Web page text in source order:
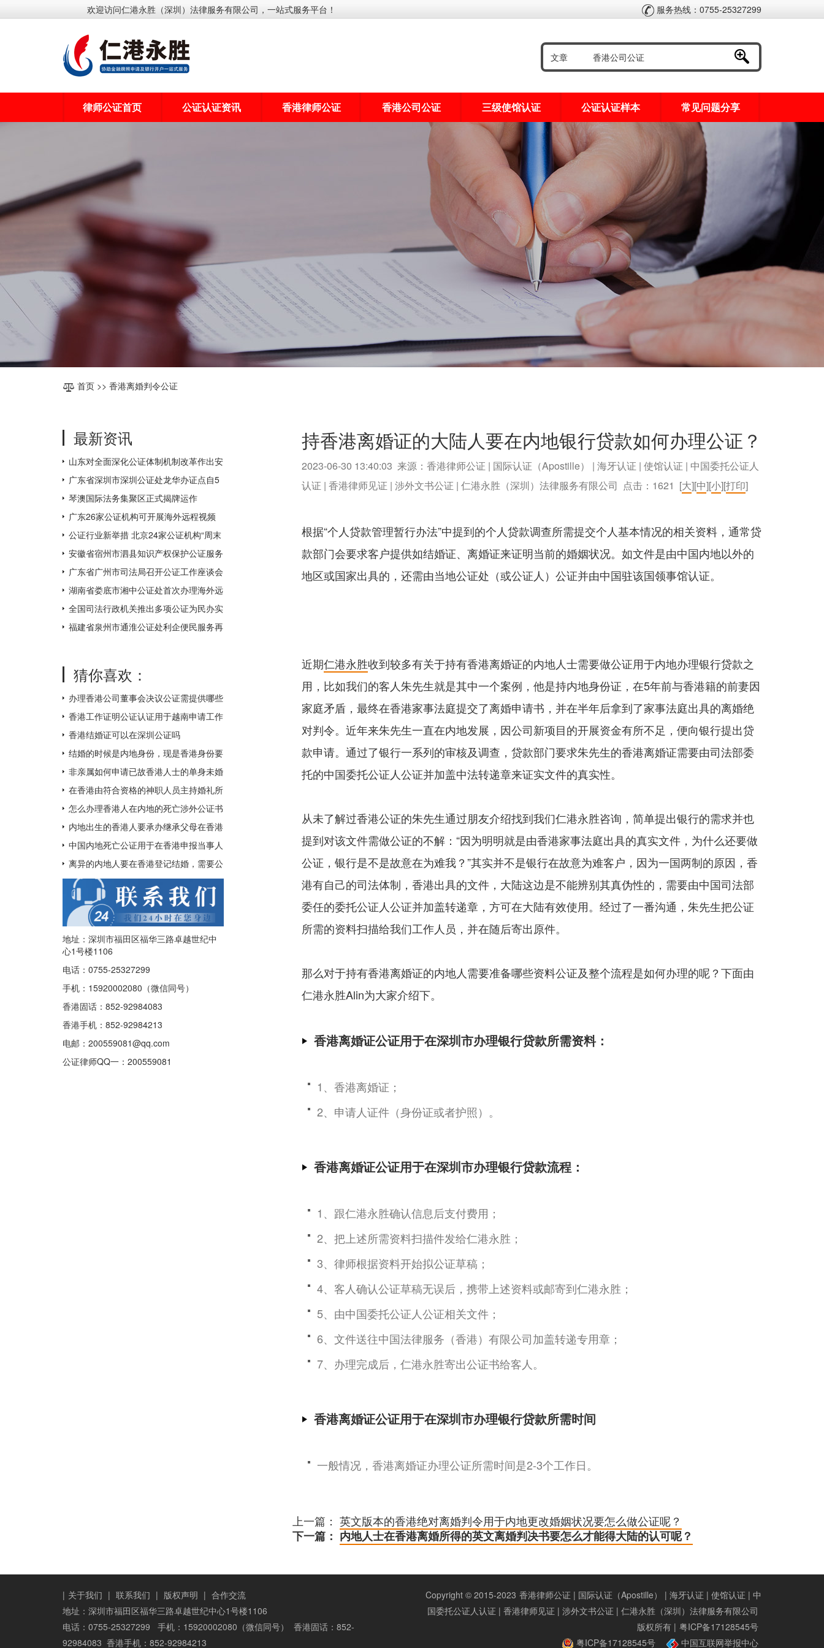
欢迎访问仁港永胜（深圳）法律服务有限公司，一站式服务平台！ 服务热线：0755-25327299
律师公证首页 公证认证资讯 香港律师公证 香港公司公证 三级使馆认证 公证认证样本 常见问题分享
首页 >> 香港离婚判令公证
最新资讯
山东对全面深化公证体制机制改革作出安
排部署
广东省深圳市深圳公证处龙华办证点自5
月31日起对外办公
琴澳国际法务集聚区正式揭牌运作
广东26家公证机构可开展海外远程视频
公证，为全国数量最多
公证行业新举措 北京24家公证机构“周末
不打烊
安徽省宿州市泗县知识产权保护公证服务
中心揭牌成立
广东省广州市司法局召开公证工作座谈会
湖南省娄底市湘中公证处首次办理海外远
程视频公证 让距离不再遥远
全国司法行政机关推出多项公证为民办实
事措施
福建省泉州市通淮公证处利企便民服务再
猜你喜欢：
办理香港公司董事会决议公证需提供哪些
附件？
香港工作证明公证认证用于越南申请工作
签证如何办理？
香港结婚证可以在深圳公证吗
结婚的时候是内地身份，现是香港身份要
如何补领香港结婚证呢？
非亲属如何申请已故香港人士的单身未婚
证明文件呢？
在香港由符合资格的神职人员主持婚礼所
得的结婚证书怎么才能得到内地的认可
呢？
怎么办理香港人在内地的死亡涉外公证书
用于配偶在香港再婚？
内地出生的香港人要承办继承父母在香港
的遗产如何办理中国出生公证及认证呢？
中国内地死亡公证用于在香港申报当事人
已经去世及申请注销其香港身份证
离异的内地人要在香港登记结婚，需要公
证香港离婚绝对判令吗？
地址：深圳市福田区福华三路卓越世纪中
心1号楼1106
电话：0755-25327299
手机：15920002080（微信同号）
香港固话：852-92984083
香港手机：852-92984213
电邮：200559081@qq.com
公证律师QQ一： 200559081
持香港离婚证的大陆人要在内地银行贷款如何办理公证？
2023-06-30 13:40:03 来源：香港律师公证 | 国际认证（Apostille） | 海牙认证 | 使馆认证 | 中国委托公证人
认证 | 香港律师见证 | 涉外文书公证 | 仁港永胜（深圳）法律服务有限公司 点击： 1621 [大][中][小][打印]
根据“个人贷款管理暂行办法”中提到的个人贷款调查所需提交个人基本情况的相关资料，通常贷
款部门会要求客户提供如结婚证、离婚证来证明当前的婚姻状况。如文件是由中国内地以外的
地区或国家出具的，还需由当地公证处（或公证人）公证并由中国驻该国领事馆认证。
近期仁港永胜收到较多有关于持有香港离婚证的内地人士需要做公证用于内地办理银行贷款之
用，比如我们的客人朱先生就是其中一个案例，他是持内地身份证，在5年前与香港籍的前妻因
家庭矛盾，最终在香港家事法庭提交了离婚申请书，并在半年后拿到了家事法庭出具的离婚绝
对判令。近年来朱先生一直在内地发展，因公司新项目的开展资金有所不足，便向银行提出贷
款申请。通过了银行一系列的审核及调查，贷款部门要求朱先生的香港离婚证需要由司法部委
托的中国委托公证人公证并加盖中法转递章来证实文件的真实性。
从未了解过香港公证的朱先生通过朋友介绍找到我们仁港永胜咨询，简单提出银行的需求并也
提到对该文件需做公证的不解：“因为明明就是由香港家事法庭出具的真实文件，为什么还要做
公证，银行是不是故意在为难我？”其实并不是银行在故意为难客户，因为一国两制的原因，香
港有自己的司法体制，香港出具的文件，大陆这边是不能辨别其真伪性的，需要由中国司法部
委任的委托公证人公证并加盖转递章，方可在大陆有效使用。经过了一番沟通，朱先生把公证
所需的资料扫描给我们工作人员，并在随后寄出原件。
那么对于持有香港离婚证的内地人需要准备哪些资料公证及整个流程是如何办理的呢？下面由
仁港永胜Alin为大家介绍下。
香港离婚证公证用于在深圳市办理银行贷款所需资料：
1、香港离婚证；
2、申请人证件（身份证或者护照）。
香港离婚证公证用于在深圳市办理银行贷款流程：
1、跟仁港永胜确认信息后支付费用；
2、把上述所需资料扫描件发给仁港永胜；
3、律师根据资料开始拟公证草稿；
4、客人确认公证草稿无误后，携带上述资料或邮寄到仁港永胜；
5、由中国委托公证人公证相关文件；
6、文件送往中国法律服务（香港）有限公司加盖转递专用章；
7、办理完成后，仁港永胜寄出公证书给客人。
香港离婚证公证用于在深圳市办理银行贷款所需时间
一般情况，香港离婚证办理公证所需时间是2-3个工作日。
上一篇： 英文版本的香港绝对离婚判令用于内地更改婚姻状况要怎么做公证呢？
下一篇： 内地人士在香港离婚所得的英文离婚判决书要怎么才能得大陆的认可呢？
| 关于我们 | 联系我们 | 版权声明 | 合作交流
地址：深圳市福田区福华三路卓越世纪中心1号楼1106
电话：0755-25327299 手机：15920002080（微信同号） 香港固话：852-
92984083 香港手机：852-92984213
Copyright © 2015-2023 香港律师公证 | 国际认证（Apostille） | 海牙认证 | 使馆认证 | 中
国委托公证人认证 | 香港律师见证 | 涉外文书公证 | 仁港永胜（深圳）法律服务有限公司
版权所有 | 粤ICP备17128545号
粤ICP备17128545号
中国互联网举报中心